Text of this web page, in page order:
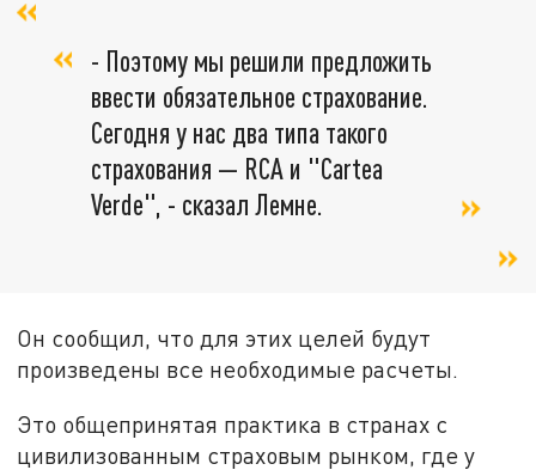
- Поэтому мы решили предложить
ввести обязательное страхование.
Сегодня у нас два типа такого
страхования — RCA и "Cartea
Verde", - сказал Лемне.
Он сообщил, что для этих целей будут
произведены все необходимые расчеты.
Это общепринятая практика в странах с
цивилизованным страховым рынком, где у